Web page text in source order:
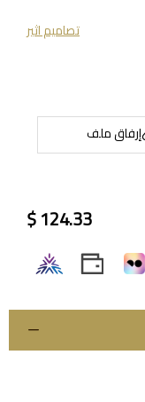
تصاميم اثير
إرفاق ملف
124.33 $